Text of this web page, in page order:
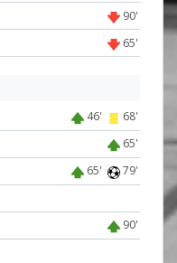
90'
65'
46' 68'
65'
65' 79'
90'